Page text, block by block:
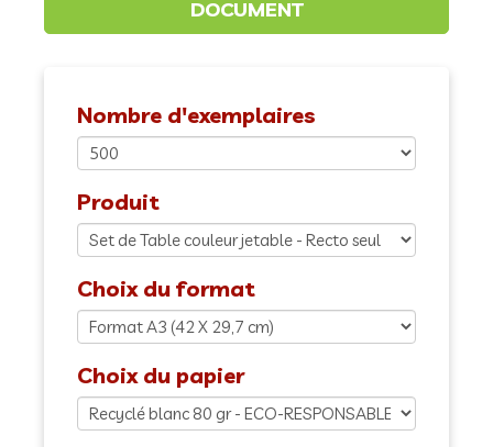
Nombre d'exemplaires
Produit
Choix du format
Choix du papier